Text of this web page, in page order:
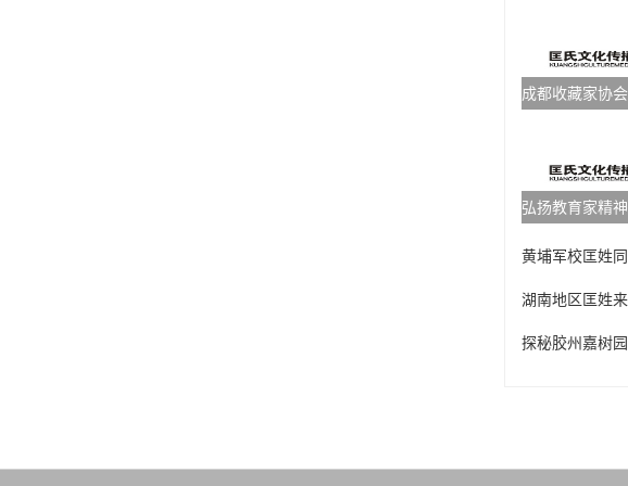
成都收藏家协
弘扬教育家精
黄埔军校匡姓
湖南地区匡姓
探秘胶州嘉树